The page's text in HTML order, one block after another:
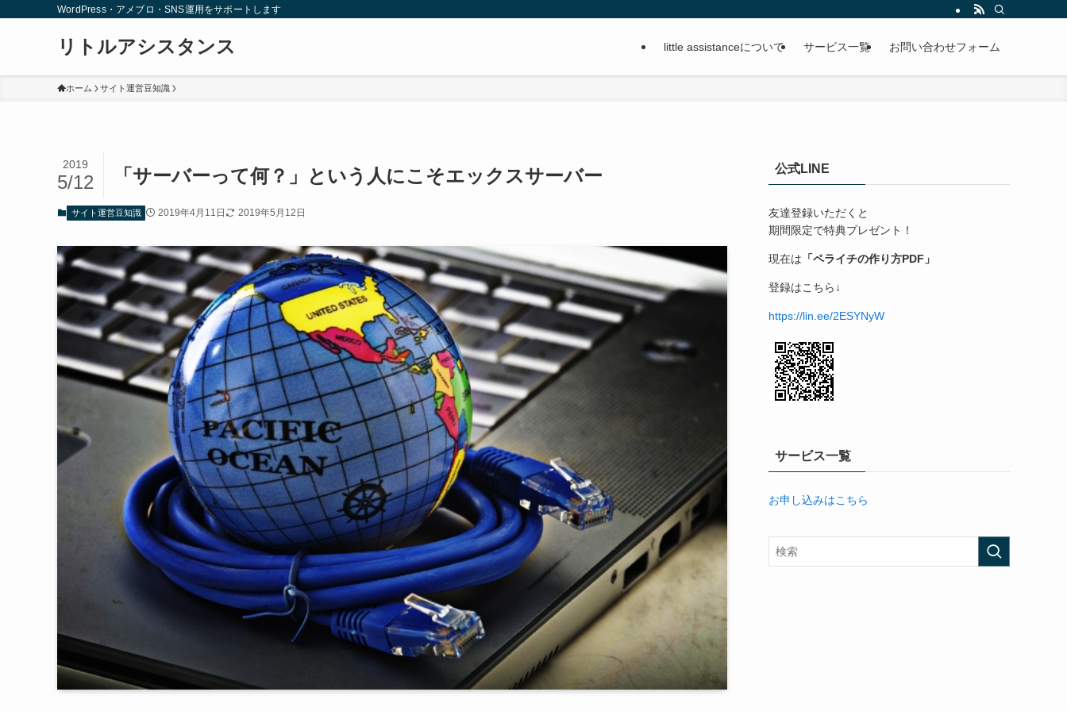
WordPress・アメブロ・SNS運用をサポートします
リトルアシスタンス little assistanceについて サービス一覧 お問い合わせフォーム
ホーム サイト運営豆知識
「サーバーって何？」という人にこそエックスサーバー
2019
5/12
サイト運営豆知識 2019年4月11日 2019年5月12日
公式LINE
友達登録いただくと
期間限定で特典プレゼント！
現在は 「ペライチの作り方PDF」
登録はこちら↓
https://lin.ee/2ESYNyW
サービス一覧
お申し込みはこちら